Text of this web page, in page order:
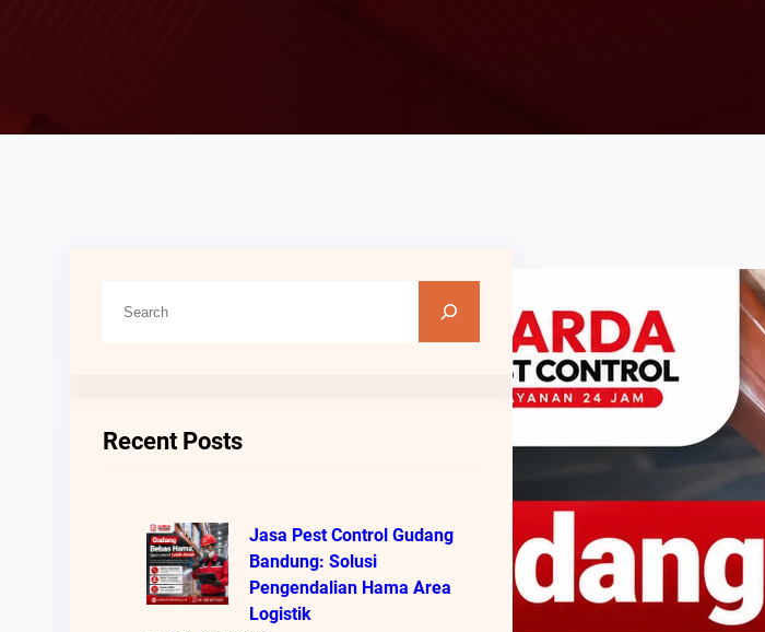
Recent Posts
Jasa Pest Control Gudang
Bandung: Solusi
Pengendalian Hama Area
Logistik